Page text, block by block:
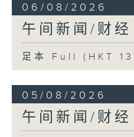
06/08/2026
午间新闻/财经
足本 Full (HKT
05/08/2026
午间新闻/财经